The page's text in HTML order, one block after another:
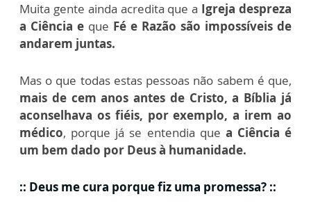
Muita gente ainda acredita que a Igreja despreza
a Ciência e que Fé e Razão são impossíveis de
andarem juntas.
Mas o que todas estas pessoas não sabem é que,
mais de cem anos antes de Cristo, a Bíblia já
aconselhava os fiéis, por exemplo, a irem ao
médico, porque já se entendia que a Ciência é
um bem dado por Deus à humanidade.
:: Deus me cura porque fiz uma promessa? ::